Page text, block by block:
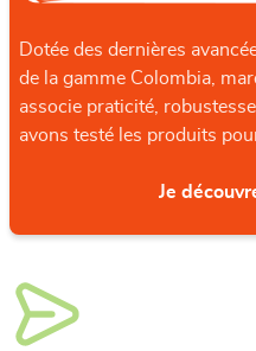
Dotée des dernières
de la gamme Colombia,
associe praticité,
avons testé les produits
Je